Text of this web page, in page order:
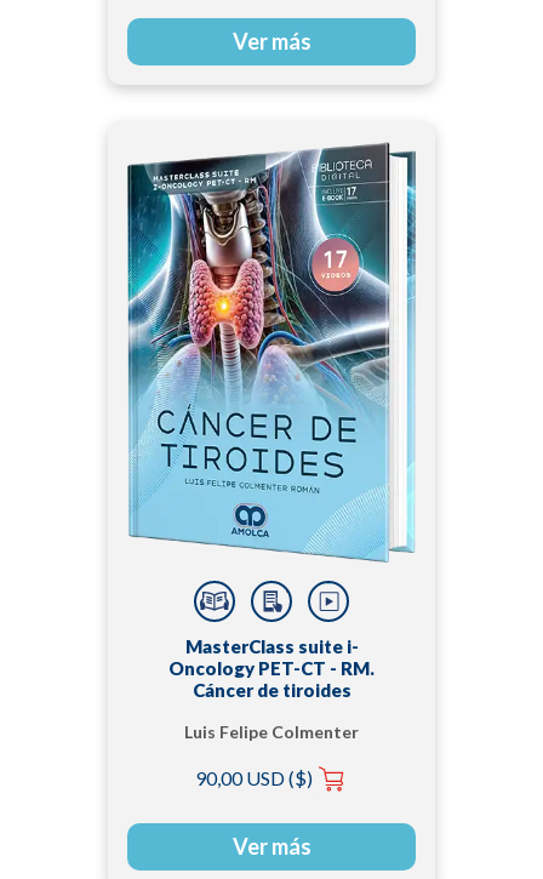
Ver más
MasterClass suite i-
Oncology PET-CT - RM.
Cáncer de tiroides
Luis Felipe Colmenter
90,00 USD ($)
Ver más